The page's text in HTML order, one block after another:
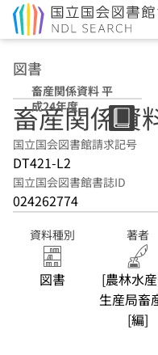
図書
畜産関係資料 平
成24年度
畜産関係資
国立国会図書館請求記号
DT421-L2
国立国会図書館書誌ID
024262774
資料種別
図書
著者
[農林水
生産局畜
[編]